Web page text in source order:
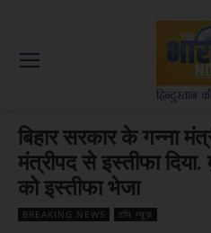
बिहार सरकार के गन्ना
मंत्रीपद से इस्तीफा
को इस्तीफा भेजा
BREAKING NEWS टॉप न्यूज़